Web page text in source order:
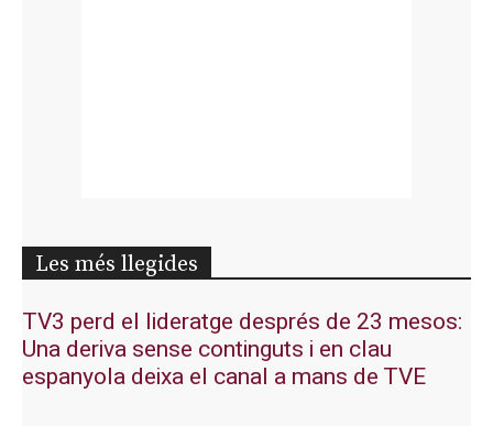
Les més llegides
TV3 perd el lideratge després de 23 mesos:
Una deriva sense continguts i en clau
espanyola deixa el canal a mans de TVE